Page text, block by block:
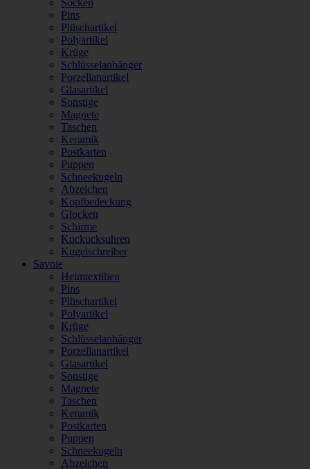
Socken
Pins
Plüschartikel
Polyartikel
Krüge
Schlüsselanhänger
Porzellanartikel
Glasartikel
Sonstige
Magnete
Taschen
Keramik
Postkarten
Puppen
Schneekugeln
Abzeichen
Kopfbedeckung
Glocken
Schirme
Kuckucksuhren
Kugelschreiber
Savoie
Heimtextilien
Pins
Plüschartikel
Polyartikel
Krüge
Schlüsselanhänger
Porzellanartikel
Glasartikel
Sonstige
Magnete
Taschen
Keramik
Postkarten
Puppen
Schneekugeln
Abzeichen